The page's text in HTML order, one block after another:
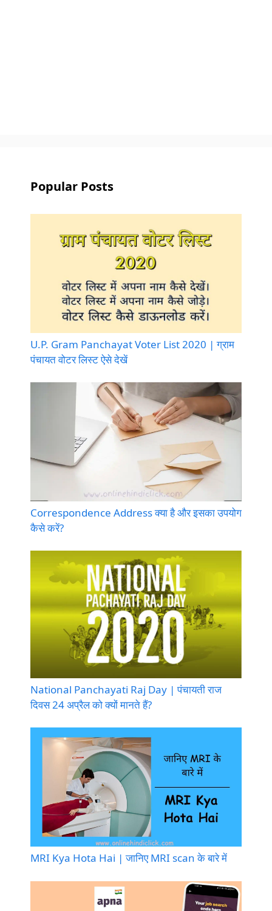
Popular Posts
U.P. Gram Panchayat Voter List 2020 | ग्राम
पंचायत वोटर लिस्ट ऐसे देखें
Correspondence Address क्या है और इसका उपयोग
कैसे करें?
National Panchayati Raj Day | पंचायती राज
दिवस 24 अप्रैल को क्यों मानते हैं?
MRI Kya Hota Hai | जानिए MRI scan के बारे में